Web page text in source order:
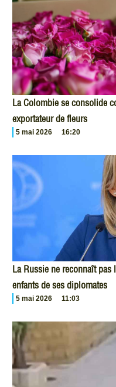
La Colombie se consolide
exportateur de fleurs
5 mai 2026 16:20
La Russie ne reconnaît
enfants de ses diplomates
5 mai 2026 11:03